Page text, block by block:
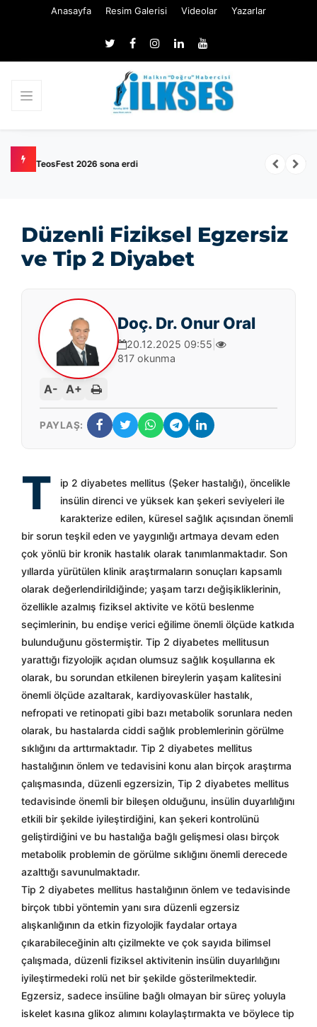
Anasayfa Resim Galerisi Videolar Yazarlar
TSE memur ve işçi alımı başlıyor: 129 kişilik kadro açıldı
Düzenli Fiziksel Egzersiz
ve Tip 2 Diyabet
Doç. Dr. Onur Oral
20.12.2025 09:55
817 okunma
A- A+
PAYLAŞ:
T
ip 2 diyabetes mellitus (Şeker hastalığı), öncelikle
insülin direnci ve yüksek kan şekeri seviyeleri ile
karakterize edilen, küresel sağlık açısından önemli
bir sorun teşkil eden ve yaygınlığı artmaya devam eden
çok yönlü bir kronik hastalık olarak tanımlanmaktadır. Son
yıllarda yürütülen klinik araştırmaların sonuçları kapsamlı
olarak değerlendirildiğinde; yaşam tarzı değişikliklerinin,
özellikle azalmış fiziksel aktivite ve kötü beslenme
seçimlerinin, bu endişe verici eğilime önemli ölçüde katkıda
bulunduğunu göstermiştir. Tip 2 diyabetes mellitusun
yarattığı fizyolojik açıdan olumsuz sağlık koşullarına ek
olarak, bu sorundan etkilenen bireylerin yaşam kalitesini
önemli ölçüde azaltarak, kardiyovasküler hastalık,
nefropati ve retinopati gibi bazı metabolik sorunlara neden
olarak, bu hastalarda ciddi sağlık problemlerinin görülme
sıklığını da arttırmaktadır. Tip 2 diyabetes mellitus
hastalığının önlem ve tedavisini konu alan birçok araştırma
çalışmasında, düzenli egzersizin, Tip 2 diyabetes mellitus
tedavisinde önemli bir bileşen olduğunu, insülin duyarlılığını
etkili bir şekilde iyileştirdiğini, kan şekeri kontrolünü
geliştirdiğini ve bu hastalığa bağlı gelişmesi olası birçok
metabolik problemin de görülme sıklığını önemli derecede
azalttığı savunulmaktadır.
Tip 2 diyabetes mellitus hastalığının önlem ve tedavisinde
birçok tıbbi yöntemin yanı sıra düzenli egzersiz
alışkanlığının da etkin fizyolojik faydalar ortaya
çıkarabileceğinin altı çizilmekte ve çok sayıda bilimsel
çalışmada, düzenli fiziksel aktivitenin insülin duyarlılığını
iyileştirmedeki rolü net bir şekilde gösterilmektedir.
Egzersiz, sadece insüline bağlı olmayan bir süreç yoluyla
iskelet kasına glikoz alımını kolaylaştırmakta ve böylece tip